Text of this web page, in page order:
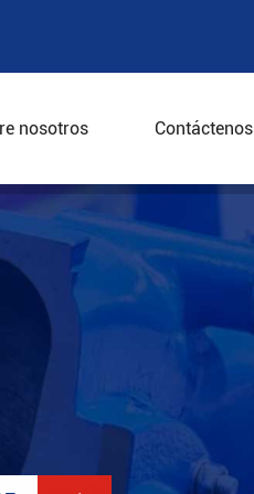
nosotros Contáctenos